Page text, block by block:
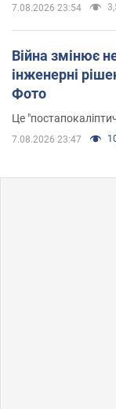
7.08.2026 23:54
Війна змінює
інженерні
Фото
Це
7.08.2026 23:47